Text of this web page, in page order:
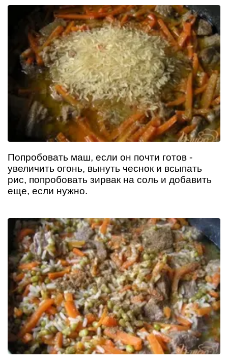
Попробовать маш, если он почти готов -
увеличить огонь, вынуть чеснок и всыпать
рис, попробовать зирвак на соль и добавить
еще, если нужно.